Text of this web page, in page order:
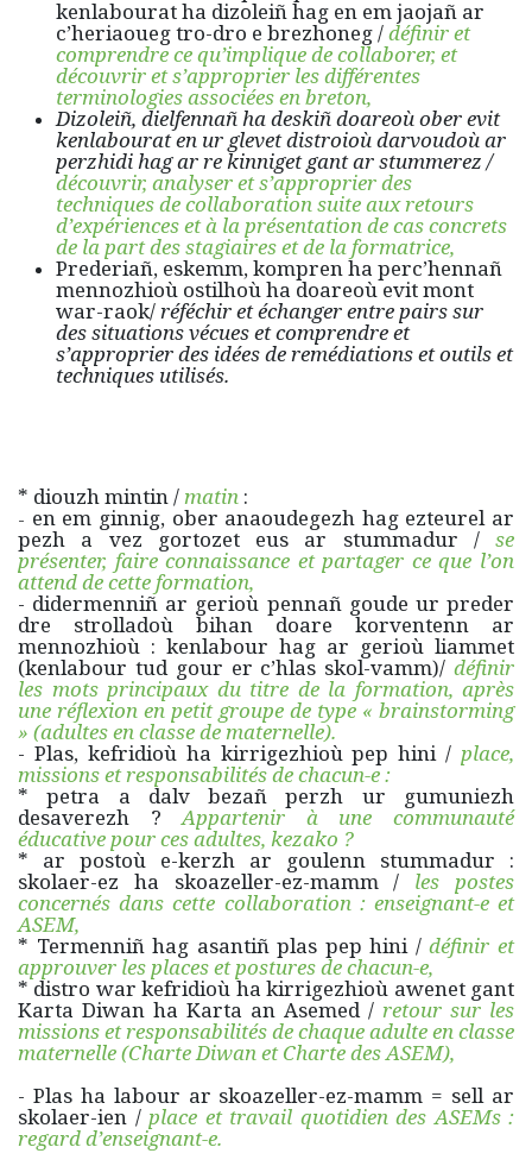
kenlabourat ha dizoleiñ hag en em jaojañ ar
c’heriaoueg tro-dro e brezhoneg /définir et
comprendre ce qu’implique de collaborer, et
découvrir et s’approprier les différentes
terminologies associéesenbreton,
Dizoleiñ, dielfennañ ha deskiñ doareoù ober evit
kenlabourat en ur glevet distroioù darvoudoù ar
perzhidi hag ar re kinniget gant ar stummerez /
découvrir, analyser et s’approprier des
techniques de collaboration suite aux retours
d’expériences et à la présentation de cas concrets
de la part des stagiaires et de la formatrice,
Prederiañ, eskemm, kompren ha perc’hennañ
mennozhioù ostilhoù ha doareoù evit mont
war-raok/réféchir et échanger entre pairs sur
des situations vécues et comprendre et
s’approprier des idées de remédiations et outils et
techniques utilisés.
* diouzh mintin /matin :
- en em ginnig, ober anaoudegezh hag ezteurel ar
pezh a vez gortozet eus ar stummadur / se
présenter, faire connaissance et partager ce que l’on
attend de cette formation,
- didermenniñ ar gerioù pennañ goude ur preder
dre strolladoù bihan doare korventenn ar
mennozhioù : kenlabour hag ar gerioù liammet
(kenlabour tud gour er c’hlas skol-vamm)/ définir
les mots principaux du titre de la formation, après
une réflexion en petit groupe de type « brainstorming
» (adultes en classe de maternelle).
- Plas, kefridioù ha kirrigezhioù pep hini / place,
missions et responsabilités de chacun-e :
* petra a dalv bezañ perzh ur gumuniezh
desaverezh ?Appartenir à une communauté
éducative pour ces adultes, kezako ?
* ar postoù e-kerzh ar goulenn stummadur :
skolaer-ez ha skoazeller-ez-mamm / les postes
concernés dans cette collaboration : enseignant-e et
ASEM,
* Termenniñ hag asantiñ plas pep hini /définir et
approuver les places et postures de chacun-e,
* distro war kefridioù ha kirrigezhioù awenet gant
Karta Diwan ha Karta an Asemed / retour sur les
missions et responsabilités de chaque adulte en classe
maternelle (Charte Diwan et Charte des ASEM),
- Plas ha labour ar skoazeller-ez-mamm = sell ar
skolaer-ien / place et travail quotidien des ASEMs :
regard d’enseignant-e.